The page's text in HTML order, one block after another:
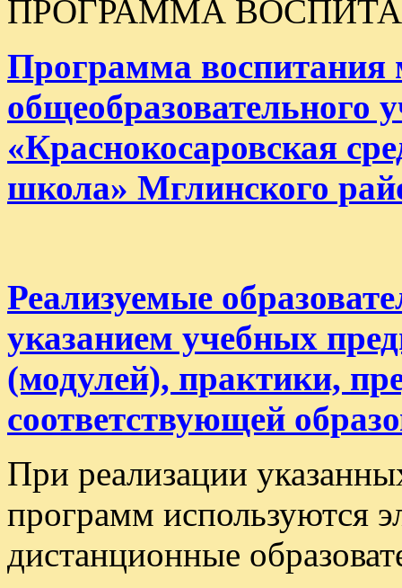
ПРОГРАММА
Программа воспитания
общеобразовательного
«Краснокосаровская
школа» Мглинского
Реализуемые
указанием учебных
(модулей), практики,
соответствующей
При реализации
программ используются
дистанционные